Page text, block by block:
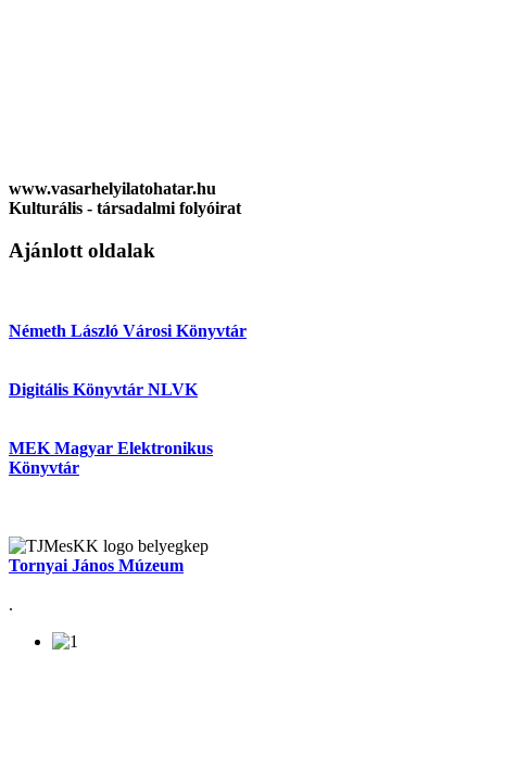
www.vasarhelyilatohatar.hu
Kulturális - társadalmi folyóirat
Ajánlott oldalak
Németh László Városi Könyvtár
Digitális Könyvtár NLVK
MEK Magyar Elektronikus
Könyvtár
Tornyai János Múzeum
.